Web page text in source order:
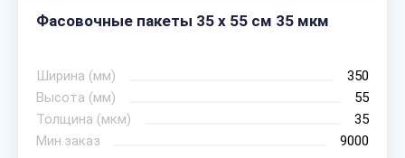
Фасовочные пакеты 35 х 55 см 35 мкм
Ширина (мм)
350
Высота (мм)
55
Толщина (мкм)
35
Мин.заказ
9000